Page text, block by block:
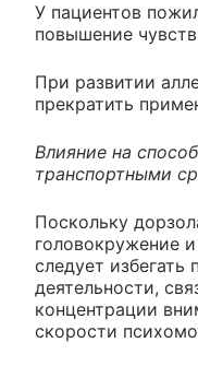
У пациентов
повышение
При развитии
прекратить
Влияние на
транспортными
Поскольку
головокружение
следует избегать
деятельности,
концентрации
скорости